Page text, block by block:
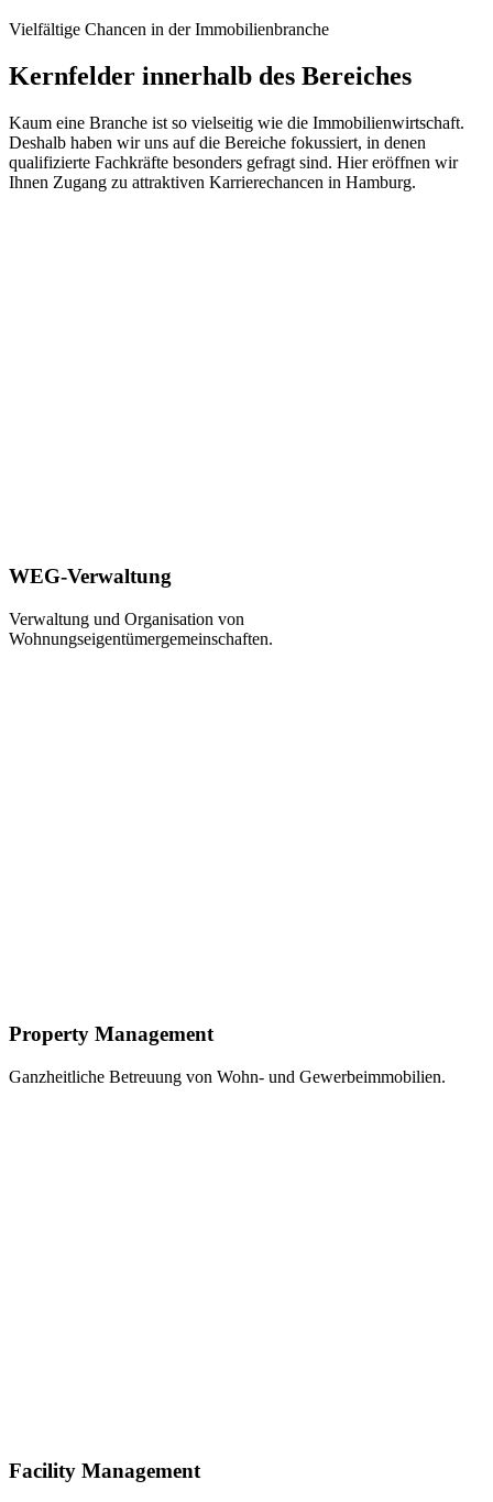
Vielfältige Chancen in der Immobilienbranche
Kernfelder innerhalb des Bereiches
Kaum eine Branche ist so vielseitig wie die Immobilienwirtschaft.
Deshalb haben wir uns auf die Bereiche fokussiert, in denen
qualifizierte Fachkräfte besonders gefragt sind. Hier eröffnen wir
Ihnen Zugang zu attraktiven Karrierechancen in Hamburg.
WEG-Verwaltung
Verwaltung und Organisation von
Wohnungseigentümergemeinschaften.
Property Management
Ganzheitliche Betreuung von Wohn- und Gewerbeimmobilien.
Facility Management